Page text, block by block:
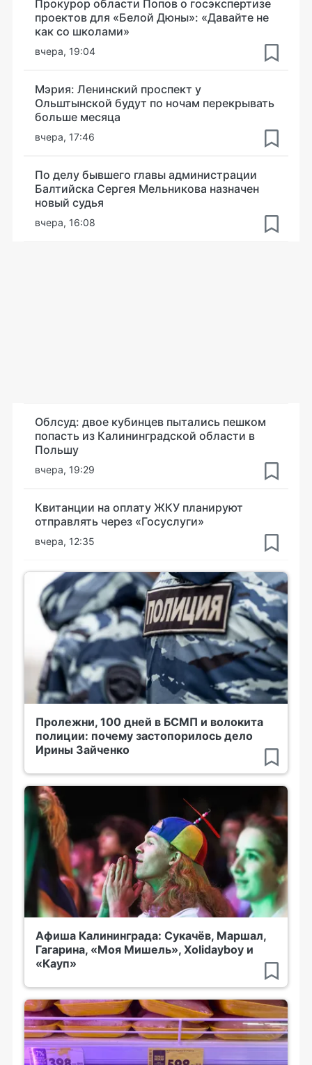
Прокурор области Попов о госэкспертизе
проектов для «Белой Дюны»: «Давайте не
как со школами»
вчера, 19:04
Мэрия: Ленинский проспект у
Ольштынской будут по ночам перекрывать
больше месяца
вчера, 17:46
По делу бывшего главы администрации
Балтийска Сергея Мельникова назначен
новый судья
вчера, 16:08
Облсуд: двое кубинцев пытались пешком
попасть из Калининградской области в
Польшу
вчера, 19:29
Квитанции на оплату ЖКУ планируют
отправлять через «Госуслуги»
вчера, 12:35
Пролежни, 100 дней в БСМП и волокита
полиции: почему застопорилось дело
Ирины Зайченко
Афиша Калининграда: Сукачёв, Маршал,
Гагарина, «Моя Мишель», Xolidayboy и
«Кауп»